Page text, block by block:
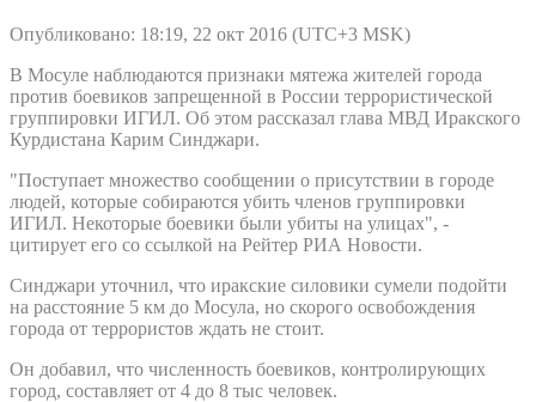
Опубликовано: 18:19, 22 окт 2016 (UTC+3 MSK)
В Мосуле наблюдаются признаки мятежа жителей города
против боевиков запрещенной в России террористической
группировки ИГИЛ. Об этом рассказал глава МВД Иракского
Курдистана Карим Синджари.
"Поступает множество сообщении о присутствии в городе
людей, которые собираются убить членов группировки
ИГИЛ. Некоторые боевики были убиты на улицах", -
цитирует его со ссылкой на Рейтер РИА Новости.
Синджари уточнил, что иракские силовики сумели подойти
на расстояние 5 км до Мосула, но скорого освобождения
города от террористов ждать не стоит.
Он добавил, что численность боевиков, контролирующих
город, составляет от 4 до 8 тыс человек.